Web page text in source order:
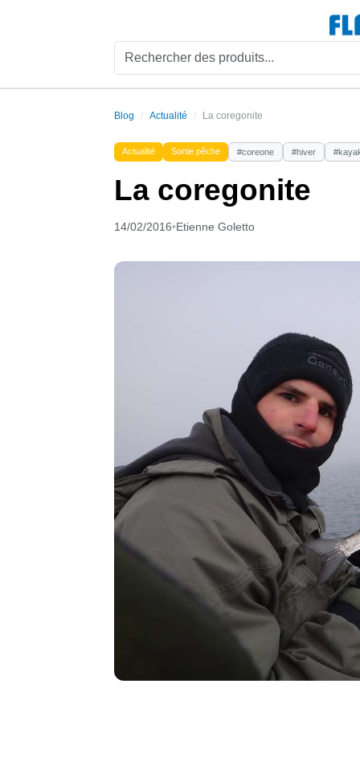
Blog Actualité La coregonite
Actualité Sortie pêche #coreone #hiver
La coregonite
14/02/2016•Etienne Goletto